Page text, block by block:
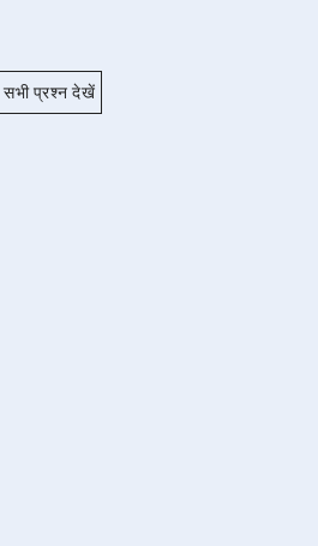
सभी प्रश्न देखें